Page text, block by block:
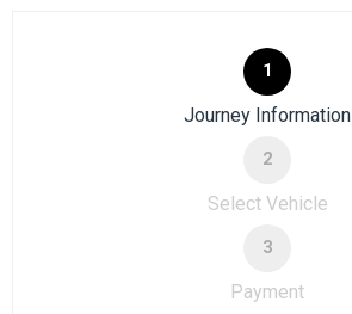
1
Journey Information
2
Select Vehicle
3
Payment